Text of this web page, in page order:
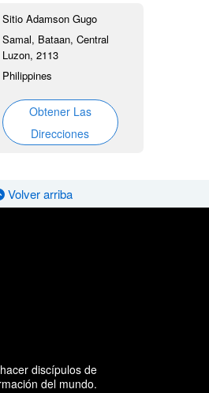
Sitio Adamson Gugo
Samal, Bataan, Central
Luzon, 2113
Philippines
Obtener Las
Direcciones
Volver arriba
discípulos de
del mundo.